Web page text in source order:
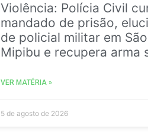
Violência: Polícia Civil
mandado de prisão,
de policial militar em
Mipibu e recupera arma
VER MATÉRIA »
5 de agosto de 2026